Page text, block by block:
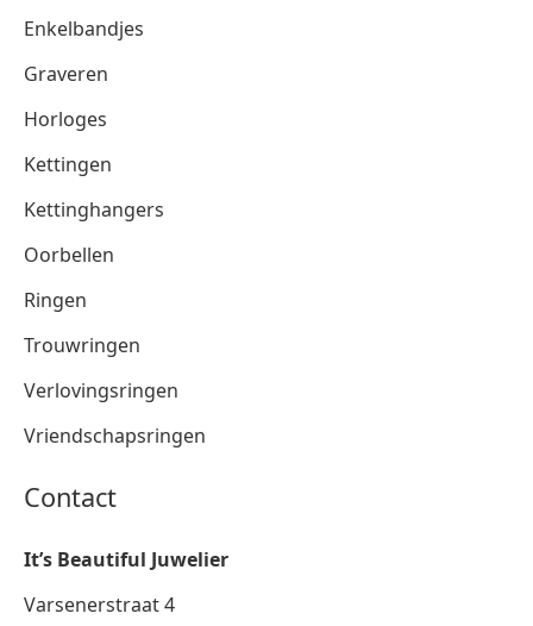
Enkelbandjes
Graveren
Horloges
Kettingen
Kettinghangers
Oorbellen
Ringen
Trouwringen
Verlovingsringen
Vriendschapsringen
Contact
It’s Beautiful Juwelier
Varsenerstraat 4